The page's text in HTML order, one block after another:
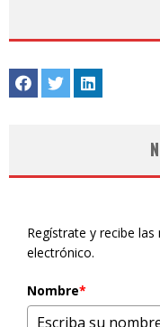
Regístrate y recibe
electrónico.
Nombre*